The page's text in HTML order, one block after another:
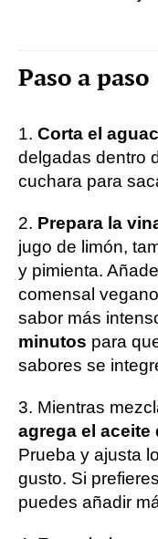
Paso a paso
1. Corta el
delgadas dentro
cuchara para
2. Prepara la
jugo de limón,
y pimienta.
comensal
sabor más
minutos para
sabores se
3. Mientras
agrega el
Prueba y ajusta
gusto. Si
puedes añadir